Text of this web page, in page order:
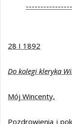
28 I 1892
Do kolegi kleryka
Mój Wincenty,
Pozdrowienia i